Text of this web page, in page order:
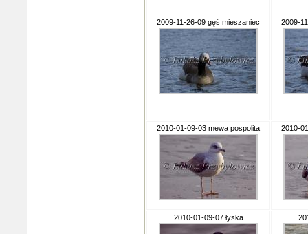
2009-11-26-09 gęś mieszaniec 2009-
2010-01-09-03 mewa pospolita 2010-
2010-01-09-07 łyska